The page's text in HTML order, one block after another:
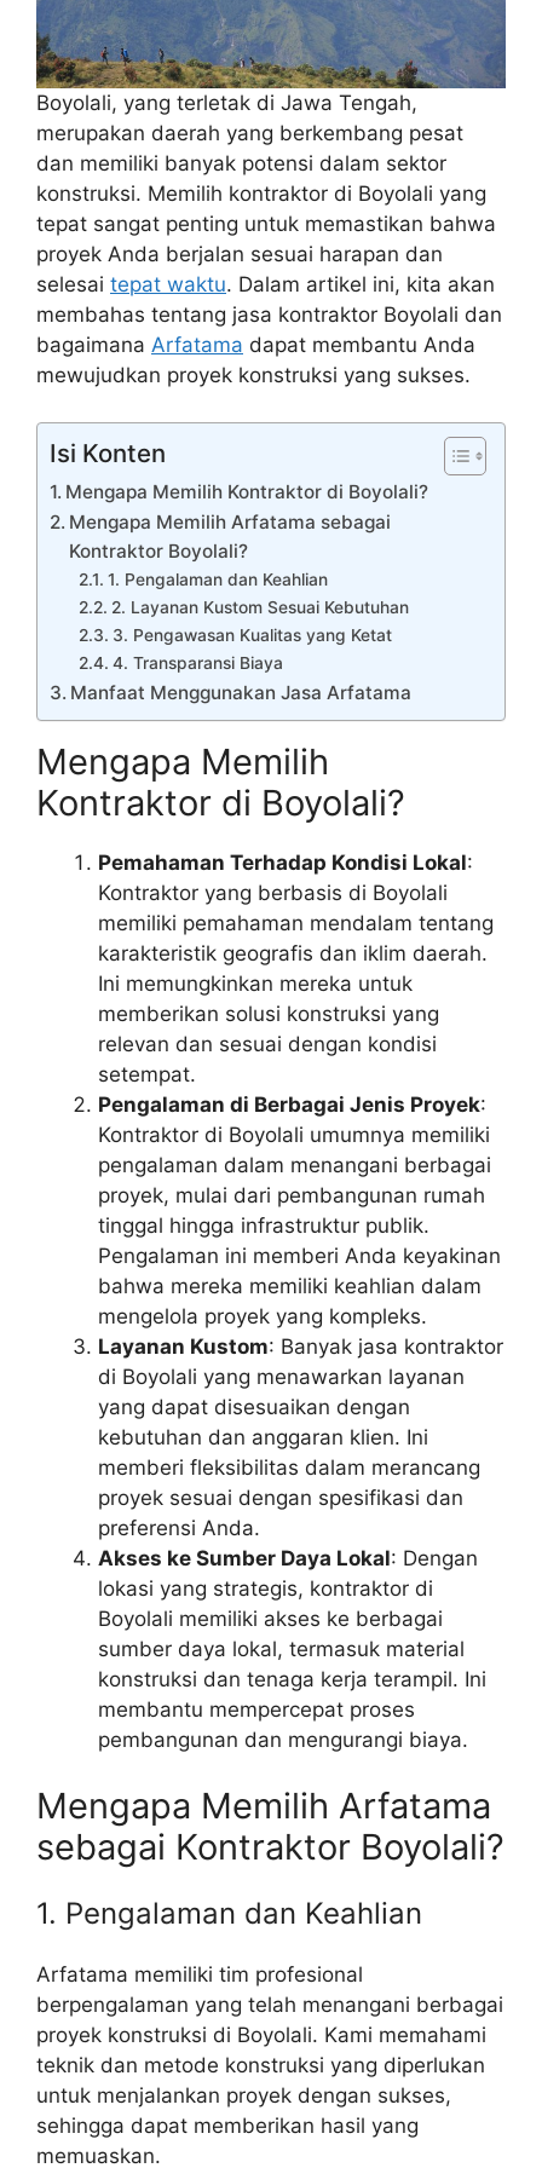
Boyolali, yang terletak di Jawa Tengah,
merupakan daerah yang berkembang pesat
dan memiliki banyak potensi dalam sektor
konstruksi. Memilih kontraktor di Boyolali yang
tepat sangat penting untuk memastikan bahwa
proyek Anda berjalan sesuai harapan dan
selesai tepat waktu. Dalam artikel ini, kita akan
membahas tentang jasa kontraktor Boyolali dan
bagaimana Arfatama dapat membantu Anda
mewujudkan proyek konstruksi yang sukses.
Isi Konten
Mengapa Memilih Kontraktor di Boyolali?
Mengapa Memilih Arfatama sebagai
Kontraktor Boyolali?
1. Pengalaman dan Keahlian
2. Layanan Kustom Sesuai Kebutuhan
3. Pengawasan Kualitas yang Ketat
4. Transparansi Biaya
Manfaat Menggunakan Jasa Arfatama
Mengapa Memilih
Kontraktor di Boyolali?
Pemahaman Terhadap Kondisi Lokal:
Kontraktor yang berbasis di Boyolali
memiliki pemahaman mendalam tentang
karakteristik geografis dan iklim daerah.
Ini memungkinkan mereka untuk
memberikan solusi konstruksi yang
relevan dan sesuai dengan kondisi
setempat.
Pengalaman di Berbagai Jenis Proyek:
Kontraktor di Boyolali umumnya memiliki
pengalaman dalam menangani berbagai
proyek, mulai dari pembangunan rumah
tinggal hingga infrastruktur publik.
Pengalaman ini memberi Anda keyakinan
bahwa mereka memiliki keahlian dalam
mengelola proyek yang kompleks.
Layanan Kustom: Banyak jasa kontraktor
di Boyolali yang menawarkan layanan
yang dapat disesuaikan dengan
kebutuhan dan anggaran klien. Ini
memberi fleksibilitas dalam merancang
proyek sesuai dengan spesifikasi dan
preferensi Anda.
Akses ke Sumber Daya Lokal: Dengan
lokasi yang strategis, kontraktor di
Boyolali memiliki akses ke berbagai
sumber daya lokal, termasuk material
konstruksi dan tenaga kerja terampil. Ini
membantu mempercepat proses
pembangunan dan mengurangi biaya.
Mengapa Memilih Arfatama
sebagai Kontraktor Boyolali?
1. Pengalaman dan Keahlian
Arfatama memiliki tim profesional
berpengalaman yang telah menangani berbagai
proyek konstruksi di Boyolali. Kami memahami
teknik dan metode konstruksi yang diperlukan
untuk menjalankan proyek dengan sukses,
sehingga dapat memberikan hasil yang
memuaskan.